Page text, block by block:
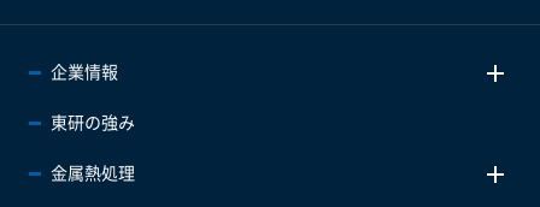
企業情報
東研の強み
金属熱処理